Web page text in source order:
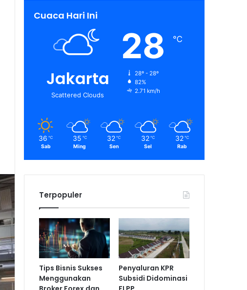
Cuaca Hari Ini
Jakarta
Scattered Clouds
28 ℃
28º - 28º
82%
2.71 km/h
36 ℃
Sab
35 ℃
Ming
32 ℃
Sen
32 ℃
Sel
32 ℃
Rab
Terpopuler
Tips Bisnis Sukses
Menggunakan
Penyaluran KPR
Subsidi Didominasi